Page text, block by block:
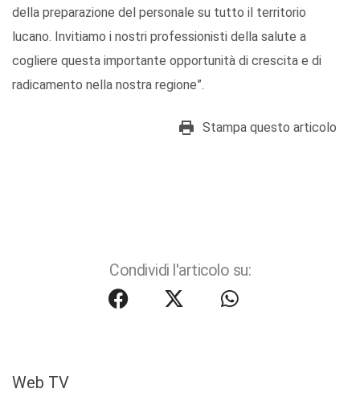
della preparazione del personale su tutto il territorio
lucano. Invitiamo i nostri professionisti della salute a
cogliere questa importante opportunità di crescita e di
radicamento nella nostra regione”.
Stampa questo articolo
Condividi l'articolo su:
Web TV